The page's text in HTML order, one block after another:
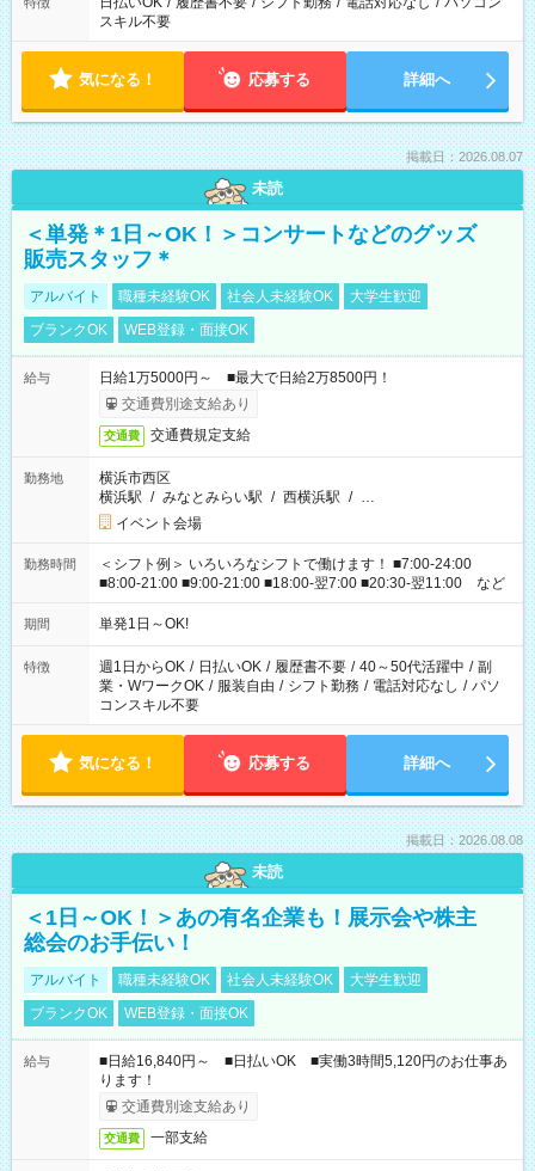
スキル不要
気になる！ 応募する 詳細へ
掲載日：2026.08.07
未読
＜単発＊1日～OK！＞コンサートなどのグッズ
販売スタッフ＊
アルバイト 職種未経験OK 社会人未経験OK
大学生歓迎
ブランクOK
WEB登録・面接OK
給与
日給1万5000円～ ■最大で日給2万8500円！
交通費別途支給あり
交通費 交通費規定支給
勤務地
横浜市西区
横浜駅 / みなとみらい駅 / 西横浜駅 / …
イベント会場
勤務時間
＜シフト例＞ いろいろなシフトで働けます！ ■7:00-24:00
■8:00-21:00 ■9:00-21:00 ■18:00-翌7:00 ■20:30-翌11:00 など
期間 単発1日～OK!
特徴 週1日からOK / 日払いOK / 履歴書不要 / 40～50代活躍中 / 副
業・WワークOK / 服装自由 / シフト勤務 / 電話対応なし / パソ
コンスキル不要
気になる！ 応募する 詳細へ
掲載日：2026.08.08
未読
＜1日～OK！＞あの有名企業も！展示会や株主
総会のお手伝い！
アルバイト 職種未経験OK 社会人未経験OK
大学生歓迎
ブランクOK
WEB登録・面接OK
給与
■日給16,840円～ ■日払いOK ■実働3時間5,120円のお仕事あ
ります！
交通費別途支給あり
交通費 一部支給